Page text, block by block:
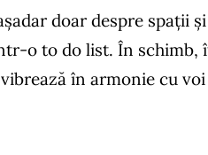
doar despre spații
o to do list. În
în armonie cu